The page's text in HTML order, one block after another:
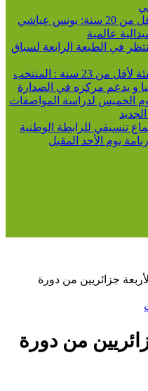
ألعاب القوى / بطولة العالم لأقل من 20 سنة: يونس عياشي
عالمية
315 رياضيا منتظر في الطبعة الرابعة لسباق
كرة السلة 3 3 / دوري الأمم لفئة لأقل من 23 سنة : المنتخب
و يدعم مركزه في الصدارة
يوم الخميس لدراسة المواصفات
الثانية 2026-2027: اجتماع تنسيقي للرابطة الوطنية
يوم الأحد المقبل
جزائريين من دورة
من دورة